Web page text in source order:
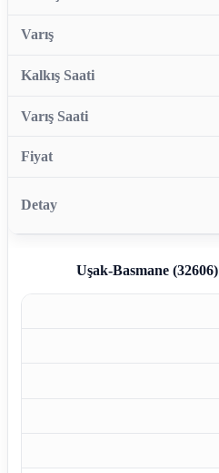
Uşak-Basmane (32606)